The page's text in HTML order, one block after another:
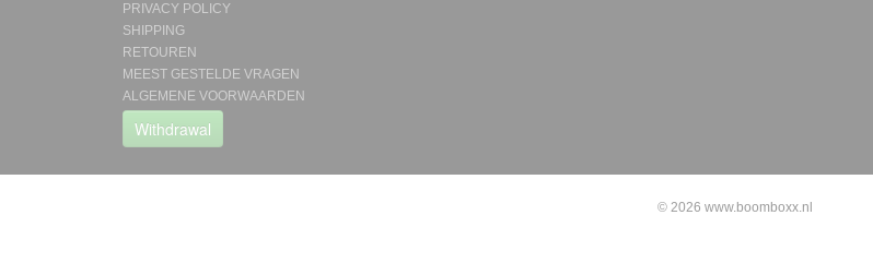
PRIVACY POLICY
SHIPPING
RETOUREN
MEEST GESTELDE VRAGEN
ALGEMENE VOORWAARDEN
Withdrawal
© 2026 www.boomboxx.nl